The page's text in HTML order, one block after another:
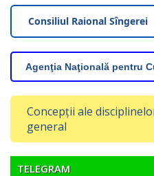
Consiliul Raional Sîngerei
Agenţia Naţională pentru
Concepții ale
general
TELEGRAM